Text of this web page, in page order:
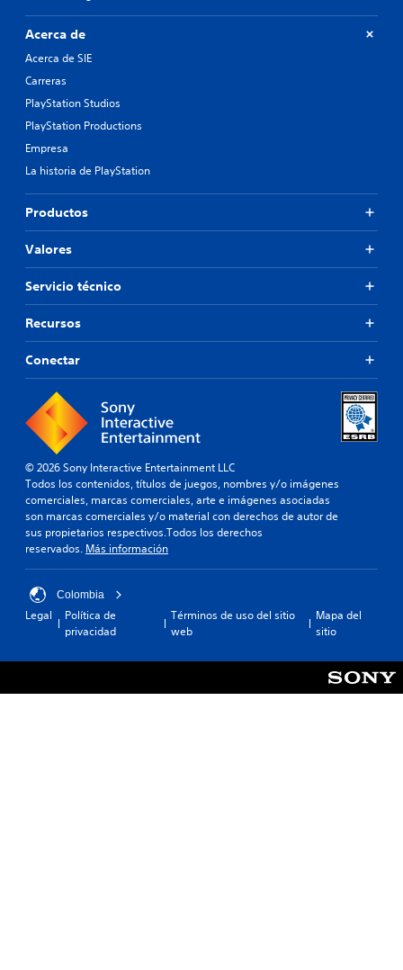
Acerca de
Acerca de SIE
Carreras
PlayStation Studios
PlayStation Productions
Empresa
La historia de PlayStation
Productos
Valores
Servicio técnico
Recursos
Conectar
© 2026 Sony Interactive Entertainment LLC
Todos los contenidos, títulos de juegos, nombres y/o imágenes
comerciales, marcas comerciales, arte e imágenes asociadas
son marcas comerciales y/o material con derechos de autor de
sus propietarios respectivos.Todos los derechos
reservados. Más información
Colombia
Legal
Política de
privacidad
Términos de uso del sitio
web
Mapa del
sitio